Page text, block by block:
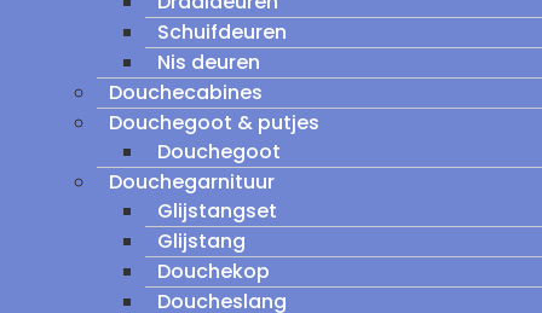
Schuifdeuren
Nis deuren
Douchecabines
Douchegoot & putjes
Douchegoot
Douchegarnituur
Glijstangset
Glijstang
Douchekop
Doucheslang